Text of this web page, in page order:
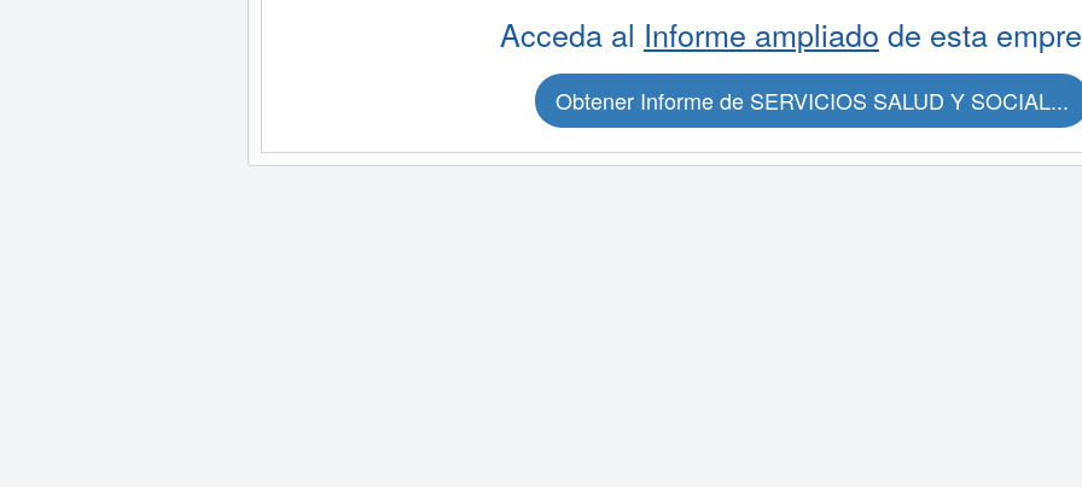
Acceda al Informe ampliado de esta
Obtener Informe de SERVICIOS SALUD Y SOCIAL...